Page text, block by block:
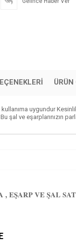
ÜRÜN
uygundur
şal ve eşarplarınızın
EŞARP VE ŞAL